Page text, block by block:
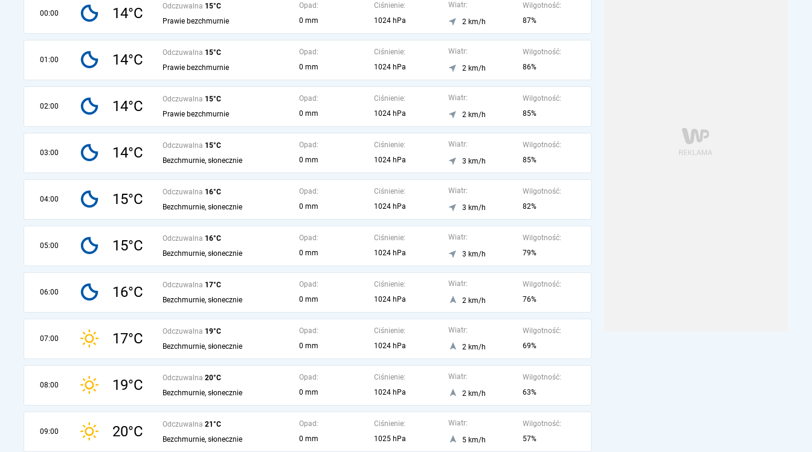
00:00 14°C Odczuwalna 15°C
Prawie bezchmurnie
Opad:
0 mm
Ciśnienie:
1024 hPa
Wiatr:
2 km/h
Wilgotność:
87%
01:00 14°C Odczuwalna 15°C
Prawie bezchmurnie
Opad:
0 mm
Ciśnienie:
1024 hPa
Wiatr:
2 km/h
Wilgotność:
86%
02:00 14°C Odczuwalna 15°C
Prawie bezchmurnie
Opad:
0 mm
Ciśnienie:
1024 hPa
Wiatr:
2 km/h
Wilgotność:
85%
03:00 14°C Odczuwalna 15°C
Bezchmurnie, słonecznie
Opad:
0 mm
Ciśnienie:
1024 hPa
Wiatr:
3 km/h
Wilgotność:
85%
04:00 15°C Odczuwalna 16°C
Bezchmurnie, słonecznie
Opad:
0 mm
Ciśnienie:
1024 hPa
Wiatr:
3 km/h
Wilgotność:
82%
05:00 15°C Odczuwalna 16°C
Bezchmurnie, słonecznie
Opad:
0 mm
Ciśnienie:
1024 hPa
Wiatr:
3 km/h
Wilgotność:
79%
06:00 16°C Odczuwalna 17°C
Bezchmurnie, słonecznie
Opad:
0 mm
Ciśnienie:
1024 hPa
Wiatr:
2 km/h
Wilgotność:
76%
07:00 17°C Odczuwalna 19°C
Bezchmurnie, słonecznie
Opad:
0 mm
Ciśnienie:
1024 hPa
Wiatr:
2 km/h
Wilgotność:
69%
08:00 19°C Odczuwalna 20°C
Bezchmurnie, słonecznie
Opad:
0 mm
Ciśnienie:
1024 hPa
Wiatr:
2 km/h
Wilgotność:
63%
09:00 20°C Odczuwalna 21°C
Bezchmurnie, słonecznie
Opad:
0 mm
Ciśnienie:
1025 hPa
Wiatr:
5 km/h
Wilgotność:
57%